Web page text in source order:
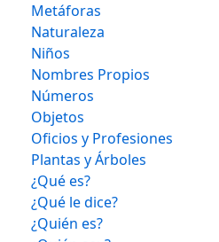
Metáforas
Naturaleza
Niños
Nombres Propios
Números
Objetos
Oficios y Profesiones
Plantas y Árboles
¿Qué es?
¿Qué le dice?
¿Quién es?